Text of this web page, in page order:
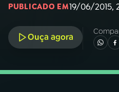
03PROGRAMAÇÃO
PROGRAMAS
PUBLICADO EM19/06/2015,
Ouça agora